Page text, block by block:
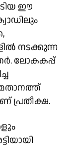
ഈ
നടക്കുന്ന
ലോകകപ്പ്
പ്രതീക്ഷ.